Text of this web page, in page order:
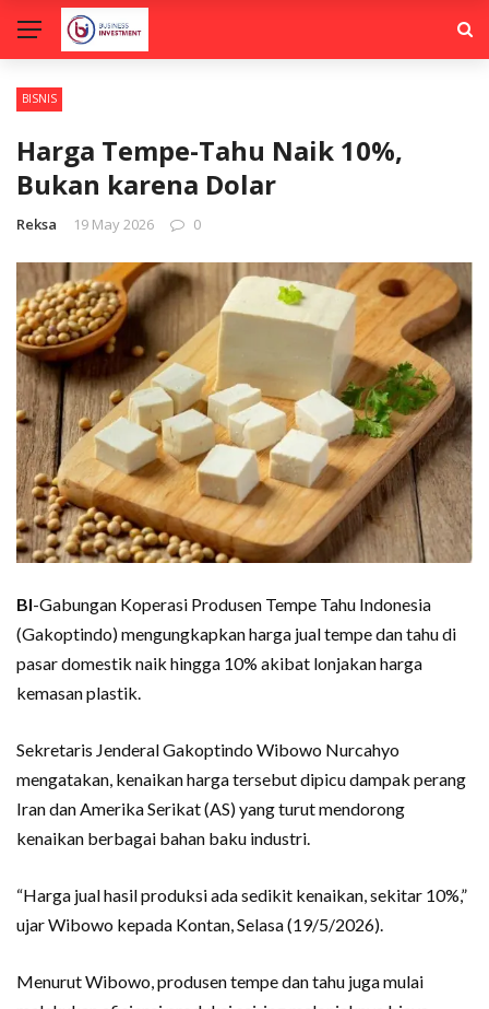
BISNIS
Harga Tempe-Tahu Naik 10%,
Bukan karena Dolar
Reksa 19 May 2026 0
BI-Gabungan Koperasi Produsen Tempe Tahu Indonesia
(Gakoptindo) mengungkapkan harga jual tempe dan tahu di
pasar domestik naik hingga 10% akibat lonjakan harga
kemasan plastik.
Sekretaris Jenderal Gakoptindo Wibowo Nurcahyo
mengatakan, kenaikan harga tersebut dipicu dampak perang
Iran dan Amerika Serikat (AS) yang turut mendorong
kenaikan berbagai bahan baku industri.
“Harga jual hasil produksi ada sedikit kenaikan, sekitar 10%,”
ujar Wibowo kepada Kontan, Selasa (19/5/2026).
Menurut Wibowo, produsen tempe dan tahu juga mulai